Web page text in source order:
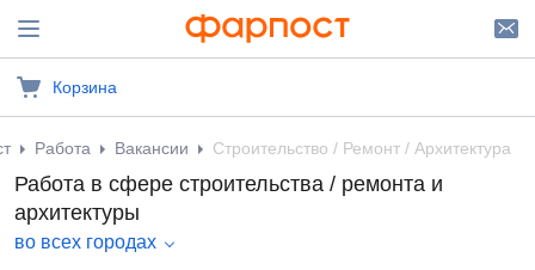
Корзина
Работа Вакансии Строительство / Ремонт / Архитектура
Работа в сфере строительства / ремонта и
архитектуры
во всех городах